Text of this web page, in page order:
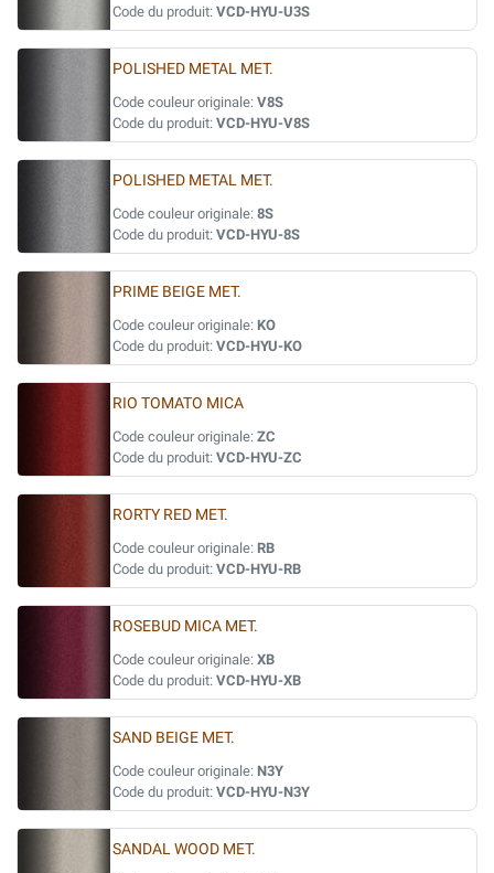
Code du produit: VCD-HYU-U3S
POLISHED METAL MET.
Code couleur originale: V8S
Code du produit: VCD-HYU-V8S
POLISHED METAL MET.
Code couleur originale: 8S
Code du produit: VCD-HYU-8S
PRIME BEIGE MET.
Code couleur originale: KO
Code du produit: VCD-HYU-KO
RIO TOMATO MICA
Code couleur originale: ZC
Code du produit: VCD-HYU-ZC
RORTY RED MET.
Code couleur originale: RB
Code du produit: VCD-HYU-RB
ROSEBUD MICA MET.
Code couleur originale: XB
Code du produit: VCD-HYU-XB
SAND BEIGE MET.
Code couleur originale: N3Y
Code du produit: VCD-HYU-N3Y
SANDAL WOOD MET.